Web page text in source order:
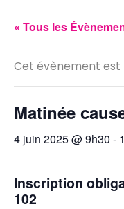
« Tous les
Cet évènement est
Matinée
4 juin 2025 @ 9h30 -
Inscription
102